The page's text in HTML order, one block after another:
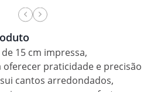
15 cm impressa,
oferecer praticidade e precisão
cantos arredondados,